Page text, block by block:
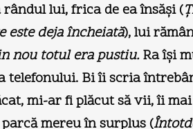
lui, frica de ea însăşi (
este deja încheiată), lui
nou totul era pustiu.Ra îşi
Bi îi scria
mi-ar fi plăcut să vii, îi
mereu în surplus (